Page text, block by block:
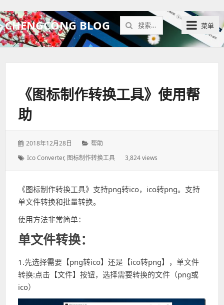
CHENGCONG BLOG
搜
索：
菜单
《图标制作转换工具》使用帮
助
发
于：
2018年12月28日
分
类：
帮助
标
Ico Converter, 图标制作转换工具 3,824 views
《图标制作转换工具》支持png转ico，ico转png。支持
单文件转换和批量转换。
使用方法非常简单：
单文件转换：
1.先选择需要【png转ico】还是【ico转png】，单文件
转换:点击【文件】按钮，选择需要转换的文件（png或
ico）